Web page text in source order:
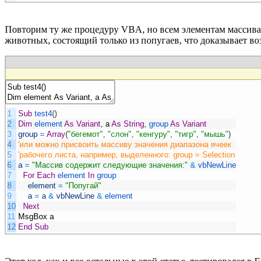
Повторим ту же процедуру VBA, но всем элементам
животных, состоящий только из попугаев, что доказывает
1
2
3
4
5
6
7
8
9
10
11
12
Sub test4()
Dim element As Variant, a As String, group As Variant
group = Array("бегемот", "слон", "кенгуру", "тигр", "мышь")
'или можно присвоить массиву значения диапазона ячеек
'рабочего листа, например, выделенного: group = Selection
a = "Массив содержит следующие значения:" & vbNewLine
For Each element In group
element = "Попугай"
a = a & vbNewLine & element
Next
MsgBox a
End Sub